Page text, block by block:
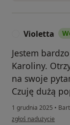
Violetta
Jestem
Karoliny.
na swoje
Czuję dużą
1 grudnia 2025 •
w opinii użytkownika
zgłoś nadużycie